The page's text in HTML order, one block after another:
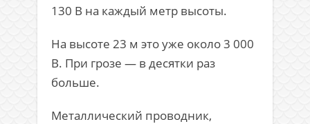
130 В на каждый метр высоты.
На высоте 23 м это уже около 3 000
В. При грозе — в десятки раз
больше.
Металлический проводник,